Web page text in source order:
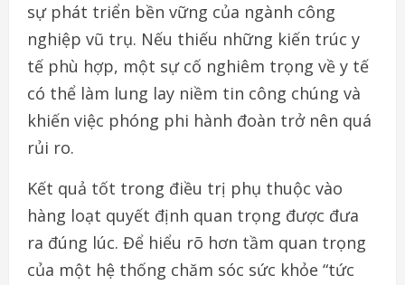
sự phát triển bền vững của ngành công
nghiệp vũ trụ. Nếu thiếu những kiến trúc y
tế phù hợp, một sự cố nghiêm trọng về y tế
có thể làm lung lay niềm tin công chúng và
khiến việc phóng phi hành đoàn trở nên quá
rủi ro.
Kết quả tốt trong điều trị phụ thuộc vào
hàng loạt quyết định quan trọng được đưa
ra đúng lúc. Để hiểu rõ hơn tầm quan trọng
của một hệ thống chăm sóc sức khỏe “tức